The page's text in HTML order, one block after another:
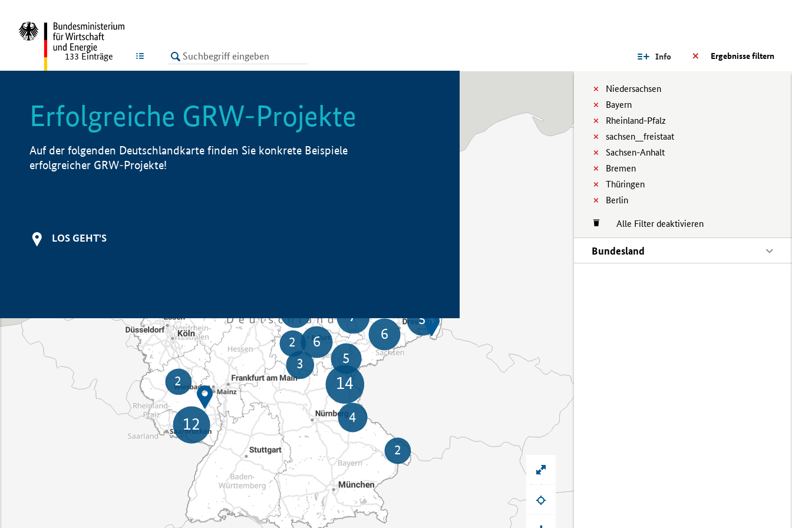
LISTE Ergebnisse filtern
Info
Niedersachsen
Bayern
Rheinland-Pfalz
sachsen__freistaat
Sachsen-Anhalt
Bremen
Thüringen
Berlin
Alle Filter deaktivieren
Bundesland
133 Einträge
Erfolgreiche GRW-Projekte
Auf der folgenden Deutschlandkarte finden Sie konkrete Beispiele
erfolgreicher GRW-Projekte!
LOS GEHT'S